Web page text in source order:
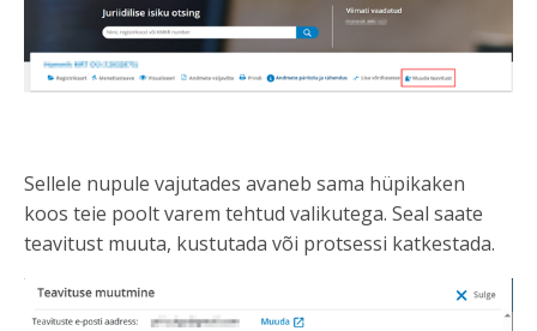
Sellele nupule vajutades avaneb sama hüpikaken
koos teie poolt varem tehtud valikutega. Seal saate
teavitust muuta, kustutada või protsessi katkestada.